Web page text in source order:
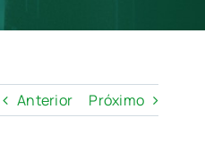
Anterior Próximo